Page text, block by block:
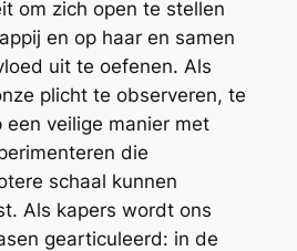
om zich open te stellen
en op haar en samen
uit te oefenen. Als
plicht te observeren, te
een veilige manier met
die
schaal kunnen
Als kapers wordt ons
gearticuleerd: in de